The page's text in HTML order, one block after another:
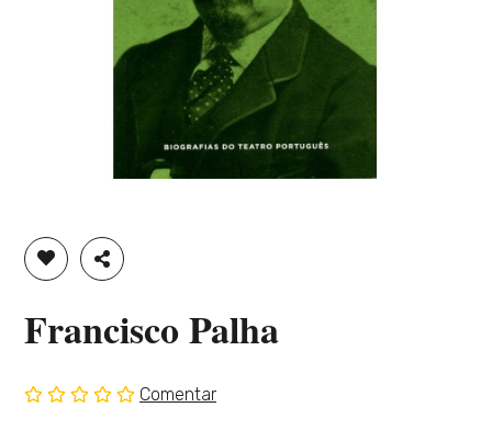
ADICIONAR À LISTA DE DESEJOS
PARTILHAR
Francisco Palha
Comentar